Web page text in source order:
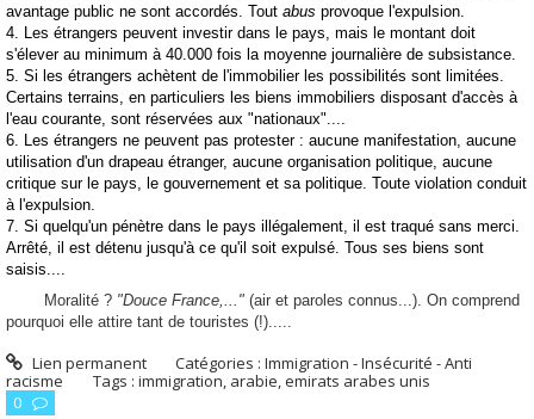
avantage public ne sont accordés. Tout abus provoque l'expulsion.
4. Les étrangers peuvent investir dans le pays, mais le montant doit
s'élever au minimum à 40.000 fois la moyenne journalière de subsistance.
5. Si les étrangers achètent de l'immobilier les possibilités sont limitées.
Certains terrains, en particuliers les biens immobiliers disposant d'accès à
l'eau courante, sont réservées aux "nationaux"....
6. Les étrangers ne peuvent pas protester : aucune manifestation, aucune
utilisation d'un drapeau étranger, aucune organisation politique, aucune
critique sur le pays, le gouvernement et sa politique. Toute violation conduit
à l'expulsion.
7. Si quelqu'un pénètre dans le pays illégalement, il est traqué sans merci.
Arrêté, il est détenu jusqu'à ce qu'il soit expulsé. Tous ses biens sont
saisis....
Moralité ? "Douce France,..." (air et paroles connus...). On comprend
pourquoi elle attire tant de touristes (!).....
Lien permanent Catégories :Immigration - Insécurité - Anti
racisme
Tags : immigration, arabie,emirats arabes unis
0